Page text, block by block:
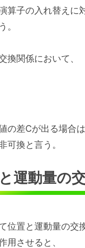
算子の入れ替えに
。
換関係において、
の差Cが出る場合
可換と言う。
運動量の
位置と運動量の交
用させると、